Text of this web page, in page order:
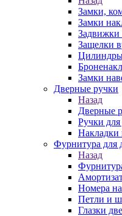
Замки,
Замки
Защелки
Цилиндры
Замки
Дверные ручки
Назад
Дверные
Ручки для
Накладки
Фурнитура для
Назад
Номера
Петли и
Глазки